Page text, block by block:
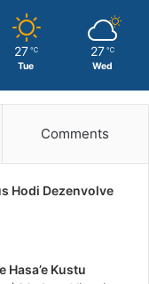
27 ℃
Tue
27 ℃
Wed
Comments
Hodi Dezenvolve
Hasa’e Kustu